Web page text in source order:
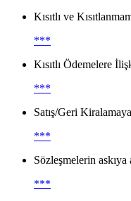
Kısıtlı ve
***
Kısıtlı Ödemelere
***
Satış/Geri
***
Sözleşmelerin askıya
***